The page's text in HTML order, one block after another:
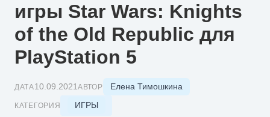
игры Star Wars: Knights
of the Old Republic для
PlayStation 5
ДАТА10.09.2021 АВТОР Елена Тимошкина
КАТЕГОРИЯ ИГРЫ